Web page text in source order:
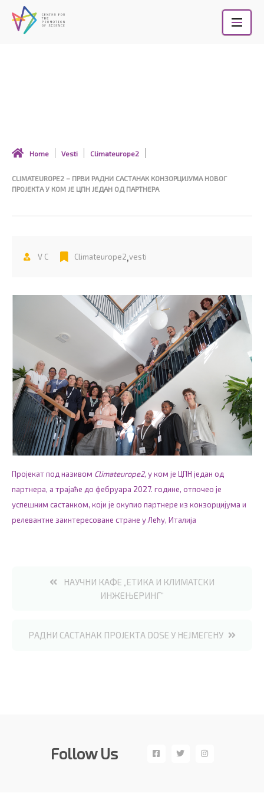
Home Vesti Climateurope2
CLIMATEUROPE2 – ПРВИ РАДНИ САСТАНАК КОНЗОРЦИЈУМА НОВОГ
ПРОЈЕКТА У КОМ ЈЕ ЦПН ЈЕДАН ОД ПАРТНЕРА
V C Climateurope2,vesti
Пројекат под називом Climateurope2,у ком је ЦПН један од
партнера, а трајаће до фебруара 2027. године, отпочео је
успешним састанком, који је окупио партнере из конзорцијума и
релевантне заинтересоване стране у Лећу, Италија
Post
НАУЧНИ КАФЕ „ЕТИКА И КЛИМАТСКИ
ИНЖЕЊЕРИНГ“
РАДНИ САСТАНАК ПРОЈЕКТА DOSE У НEЈМЕГЕНУ
Follow Us